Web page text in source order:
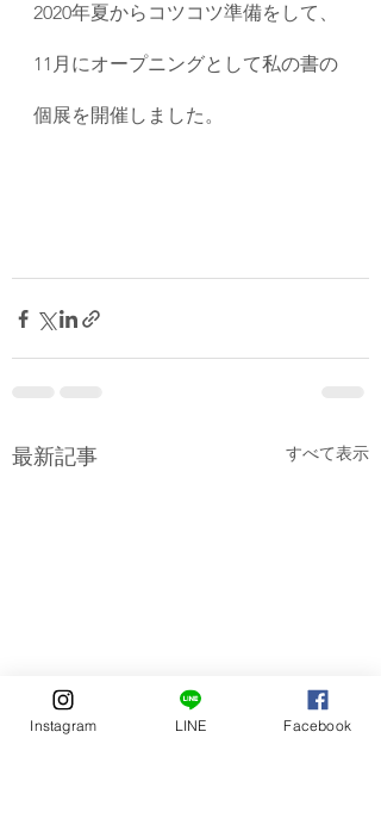
2020年夏からコツコツ準備をして、
11月にオープニングとして私の書の
個展を開催しました。
最新記事 すべて表示
Instagram LINE Facebook